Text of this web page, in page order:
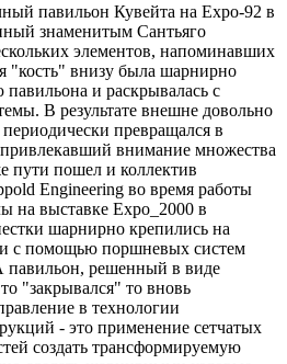
павильон Кувейта на Expo-92 в
знаменитым Сантьяго
элементов, напоминавших
"кость" внизу была шарнирно
и раскрывалась с
В результате внешне довольно
превращался в
внимание множества
пути пошел и коллектив
Engineering во время работы
на выставке Expo_2000 в
шарнирно крепились на
и с помощью поршневых систем
павильон, решенный в виде
"закрывался" то вновь
в технологии
- это применение сетчатых
создать трансформируемую